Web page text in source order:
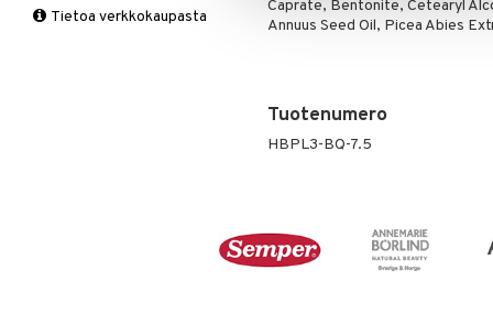
Caprate, Bentonite, Cetearyl
Annuus Seed Oil, Picea Abies
Tuotenumero
HBPL3-BQ-7.5
Multimineraalit
Suorituskyky
Tietoa verkkokaupasta